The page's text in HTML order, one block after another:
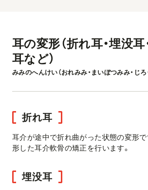
耳の変形（折れ耳・埋没耳
耳など）
みみのへんけい（おれみみ・まいぼつみみ・じろ
折れ耳
耳介が途中で折れ曲がった状態の変形で
形した耳介軟骨の矯正を行います。
埋没耳